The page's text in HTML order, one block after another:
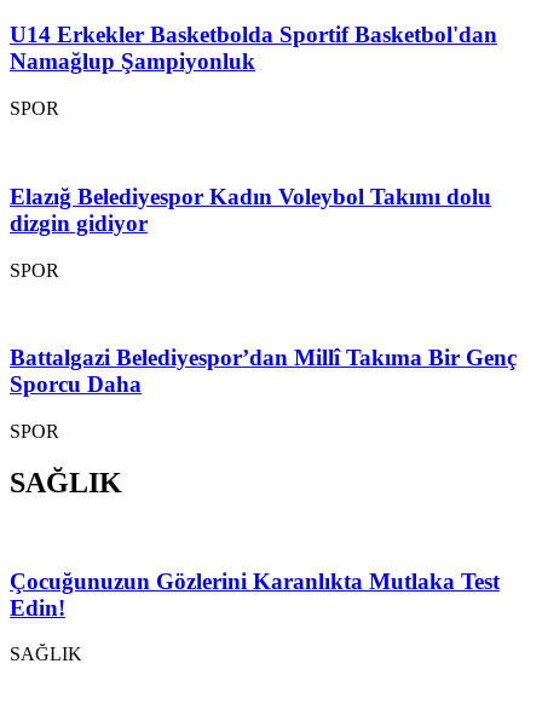
U14 Erkekler Basketbolda Sportif Basketbol'dan
Namağlup Şampiyonluk
SPOR
Elazığ Belediyespor Kadın Voleybol Takımı dolu
dizgin gidiyor
SPOR
Battalgazi Belediyespor’dan Millî Takıma Bir Genç
Sporcu Daha
SPOR
SAĞLIK
Çocuğunuzun Gözlerini Karanlıkta Mutlaka Test
Edin!
SAĞLIK